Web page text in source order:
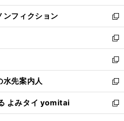
開
く
ウ
で
開
く
ン
ド
ウ
で
開
く
ウ
ィ
ン
ド
ウ
で
開
く
ンフィクション
新
し
い
ウ
ィ
ン
ド
ウ
で
開
新
し
い
ウ
ィ
ン
ド
ウ
新
し
い
ウ
ィ
ン
水先案内人
新
し
い
ウ
よみタイ yomitai
新
し